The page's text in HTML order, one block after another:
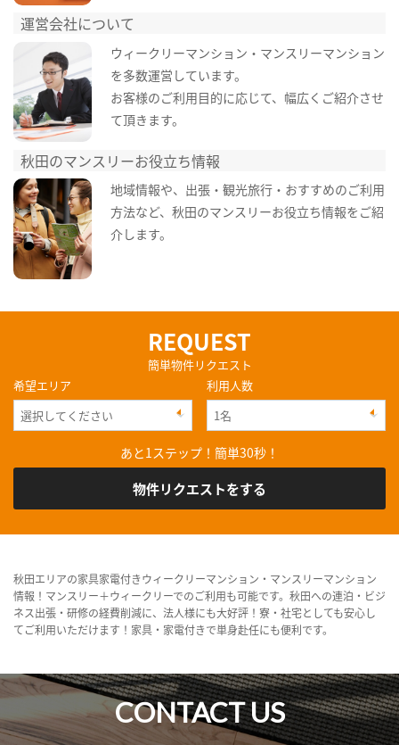
運営会社について
ウィークリーマンション・マンスリーマンション
を多数運営しています。
お客様のご利用目的に応じて、幅広くご紹介させ
て頂きます。
秋田のマンスリーお役立ち情報
地域情報や、出張・観光旅行・おすすめのご利用
方法など、秋田のマンスリーお役立ち情報をご紹
介します。
REQUEST
簡単物件リクエスト
希望エリア
利用人数
あと1ステップ！簡単30秒！
物件リクエストをする
秋田エリアの家具家電付きウィークリーマンション・マンスリーマンション
情報！マンスリー＋ウィークリーでのご利用も可能です。秋田への連泊・ビジ
ネス出張・研修の経費削減に、法人様にも大好評！寮・社宅としても安心し
てご利用いただけます！家具・家電付きで単身赴任にも便利です。
CONTACT US